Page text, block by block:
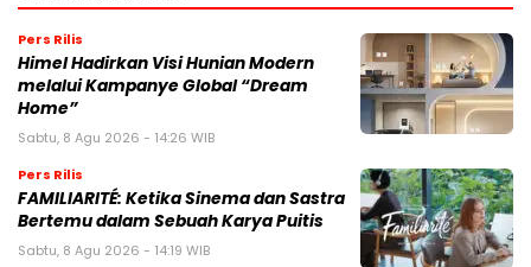
Pers Rilis
Himel Hadirkan Visi Hunian Modern
melalui Kampanye Global “Dream
Home”
Sabtu, 8 Agu 2026 - 14:26 WIB
Pers Rilis
FAMILIARITÉ: Ketika Sinema dan Sastra
Bertemu dalam Sebuah Karya Puitis
Sabtu, 8 Agu 2026 - 14:19 WIB